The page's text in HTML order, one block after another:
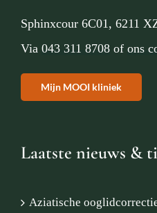
Sphinxcour 6C01, 6211
Via 043 311 8708of ons
Mijn MOOI kliniek
Laatste nieuws &
Aziatische